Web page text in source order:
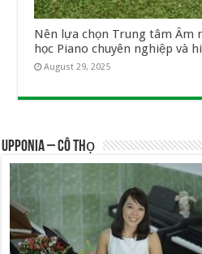
Nên lựa chọn Trung tâm Âm
học Piano chuyên nghiệp và
August 29, 2025
UPPONIA – Cô Thọ